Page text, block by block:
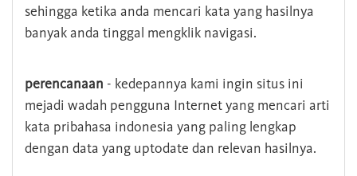
sehingga ketika anda mencari kata yang hasilnya
banyak anda tinggal mengklik navigasi.
perencanaan - kedepannya kami ingin situs ini
mejadi wadah pengguna Internet yang mencari arti
kata pribahasa indonesia yang paling lengkap
dengan data yang uptodate dan relevan hasilnya.